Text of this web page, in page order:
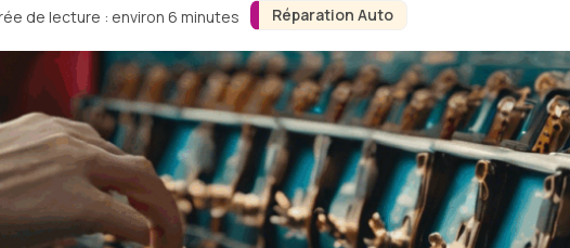
Réparation Auto
de lecture : environ 6 minutes